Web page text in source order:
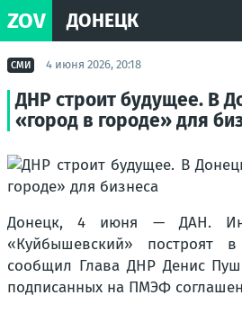
ZOV ДОНЕЦК
СМИ 4 июня 2026, 20:18
ДНР строит будущее. В
«город в городе» для
Донецк, 4 июня — ДАН.
«Куйбышевский» построят
сообщил Глава ДНР Денис
подписанных на ПМЭФ